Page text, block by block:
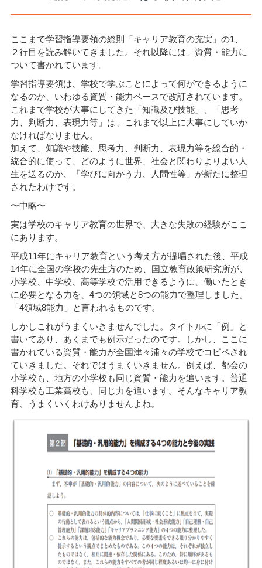
ここまで学習指導要領の総則「キャリア教育の充実」の1、
２行目を読み解いてきました。それ以降には、資質・能力に
ついて書かれています。
学習指導要領は、学校で学ぶことによって何ができるように
なるのか、いわゆる資質・能力ベースで改訂されています。
これまで学校が大事にしてきた「知識及び技能」、「思考
力、判断力、表現力等」は、これまで以上に大事にしていか
なければなりません。
加えて、知識や技能、思考力、判断力、表現力等を総合的・
統合的に使って、どのように世界、社会と関わりよりよい人
生を送るのか、「学びに向かう力、人間性等」が新たに整理
されたわけです。
〜中略〜
実は学校のキャリア教育の世界で、大きな失敗の経験がここ
にあります。
平成11年にキャリア教育という考え方が提唱された後、平成
14年に全国の学校の先生方のため、国立教育政策研究所が、
小学校、中学校、高等学校で活用できるように、働いたとき
に必要となる力を、4つの領域と8つの能力で整理しました。
「4領域8能力」と言われるものです。
しかしこれがうまくいきませんでした。タイトルに「例」と
書いてあり、あくまでも例示だったのです。しかし、ここに
書かれている資質・能力が全国津々浦々の学校でコピペされ
ていきました。それではうまくいきません。例えば、都会の
小学校も、地方の小学校も同じ資質・能力を追います。普通
科学校も工業高校も、同じ力を追います。そんなキャリア教
育、うまくいくわけありませんよね。